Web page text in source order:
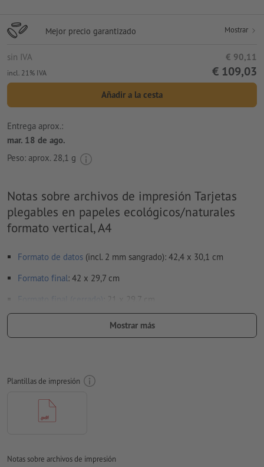
Mejor precio garantizado Mostrar
sin IVA € 90,11
incl. 21% IVA € 109,03
Añadir a la cesta
Entrega aprox.:
mar. 18 de ago.
Peso: aprox. 28,1 g
Notas sobre archivos de impresión Tarjetas
plegables en papeles ecológicos/naturales
formato vertical, A4
Formato de datos (incl. 2 mm sangrado): 42,4 x 30,1 cm
Formato final: 42 x 29,7 cm
Formato final (cerrado)
: 21 x 29,7 cm
Particularidades al crear datos de impresión:
Por favor, no nos envíes páginas sueltas. Envíanos el anverso
no revisamos las
no siempre podemos tener en cuenta la
dirección de lecturaen los datos de impresión
Mostrar más
Plantillas de impresión
Notas sobre archivos de impresión